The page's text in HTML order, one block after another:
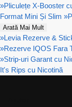
»Pliculețe X-Booster
Format Mini Și Slim »
Arată Mai Mult
»Levia Rezerve &
»Rezerve IQOS Fara
»Strip-uri Garant cu
It's Rips cu Nicotină